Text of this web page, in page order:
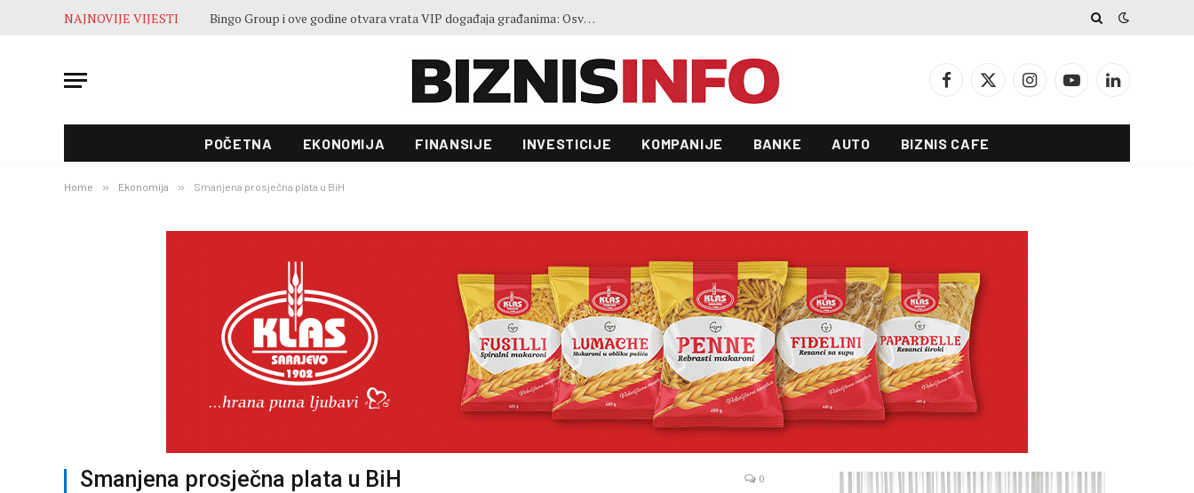
NAJNOVIJE VIJESTI Vlasnici Željezare Zenica otkrili rješenje za spas kompanije: Potrebna investicija od 400 miliona KM
Facebook
X
InstagramYouTubeLinkedIn
POČETNA EKONOMIJA FINANSIJE INVESTICIJE KOMPANIJE BANKE AUTO BIZNIS CAFE
Home » Ekonomija » Smanjena prosječna plata u BiH
Smanjena prosječna plata u BiH 0